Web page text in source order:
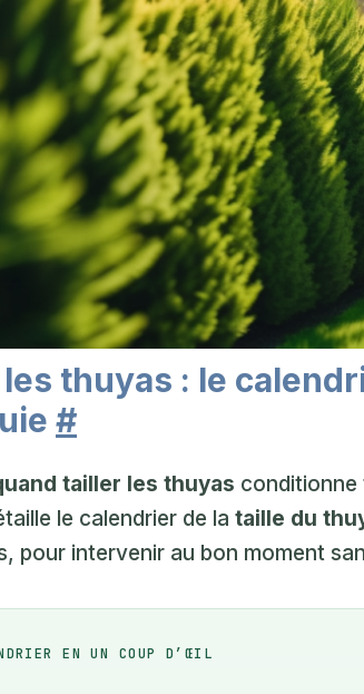
thuyas : le
#
tailler les thuyas conditionne
le calendrier de la taille du
pour intervenir au bon moment
EN UN COUP D’ŒIL